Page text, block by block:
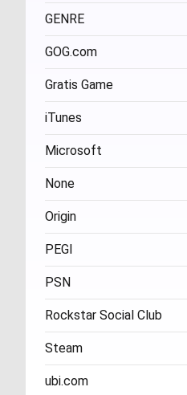
Stud
GENRE
FPS
GOG.com
Gratis Game
iTunes
Microsoft
None
Origin
PEGI
Age 16
PSN
Rockstar Social Club
Steam
ubi.com